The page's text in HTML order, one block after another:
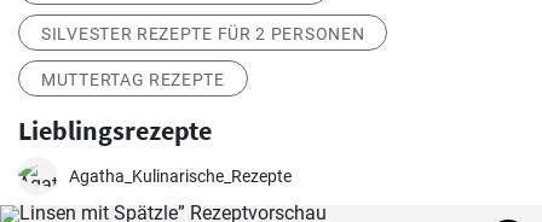
SILVESTER REZEPTE FÜR 2 PERSONEN
MUTTERTAG REZEPTE
Lieblingsrezepte
Agatha_Kulinarische_Rezepte